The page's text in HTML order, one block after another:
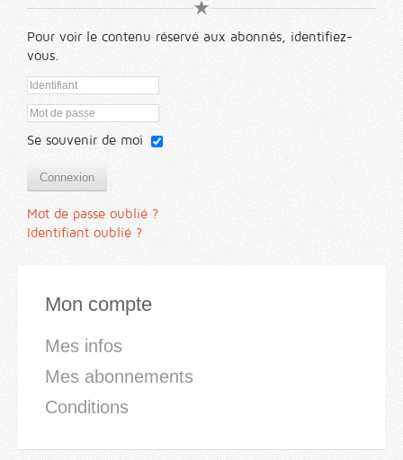
Pour voir le contenu réservé aux abonnés, identifiez-
vous.
Se souvenir de moi
Connexion
Mot de passe oublié ?
Identifiant oublié ?
Mon compte
Mes infos
Mes abonnements
Conditions